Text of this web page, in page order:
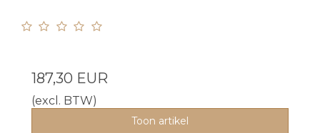
187,30 EUR
(excl. BTW)
Toon artikel